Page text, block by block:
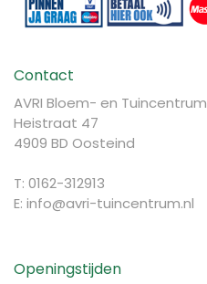
Contact
AVRI Bloem- en Tuincentrum
Heistraat 47
4909 BD Oosteind
T: 0162-312913
E: info@avri-tuincentrum.nl
Openingstijden